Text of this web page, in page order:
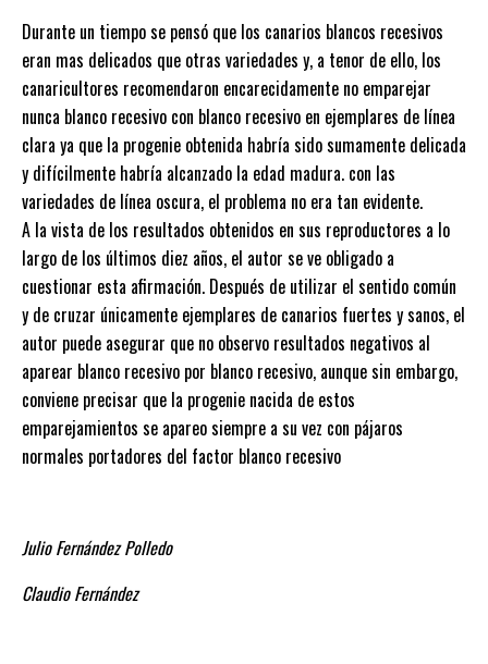
Durante un tiempo se pensó que los canarios blancos recesivos
eran mas delicados que otras variedades y, a tenor de ello, los
canaricultores recomendaron encarecidamente no emparejar
nunca blanco recesivo con blanco recesivo en ejemplares de línea
clara ya que la progenie obtenida habría sido sumamente delicada
y difícilmente habría alcanzado la edad madura. con las
variedades de línea oscura, el problema no era tan evidente.
A la vista de los resultados obtenidos en sus reproductores a lo
largo de los últimos diez años, el autor se ve obligado a
cuestionar esta afirmación. Después de utilizar el sentido común
y de cruzar únicamente ejemplares de canarios fuertes y sanos, el
autor puede asegurar que no observo resultados negativos al
aparear blanco recesivo por blanco recesivo, aunque sin embargo,
conviene precisar que la progenie nacida de estos
emparejamientos se apareo siempre a su vez con pájaros
normales portadores del factor blanco recesivo
Julio Fernández Polledo
Claudio Fernández